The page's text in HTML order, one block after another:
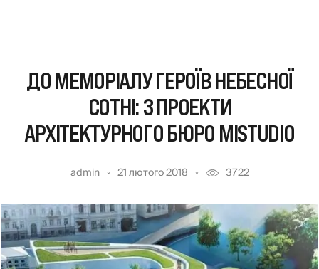
ДО МЕМОРІАЛУ ГЕРОЇВ НЕБЕСНОЇ
СОТНІ: 3 ПРОЕКТИ
АРХІТЕКТУРНОГО БЮРО MISTUDIO
admin 21 лютого 2018 3722